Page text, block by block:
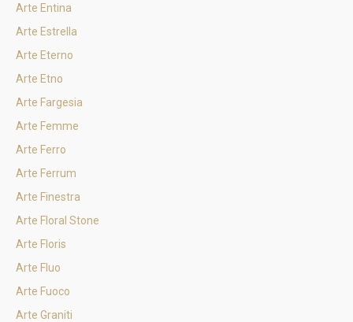
Arte Entina
Arte Estrella
Arte Eterno
Arte Etno
Arte Fargesia
Arte Femme
Arte Ferro
Arte Ferrum
Arte Finestra
Arte Floral Stone
Arte Floris
Arte Fluo
Arte Fuoco
Arte Graniti